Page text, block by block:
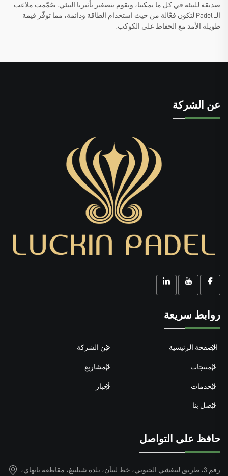
صديقة للبيئة في كل ما يمكننا، ونقوم بتصغير تأثيرنا البيئي. صُمّمت ملاعب
الـ Padel لتكون فعّالة من حيث استخدام الطاقة ودائمة، مما توفّر قيمة
طويلة الأمد مع الحفاظ على الكوكب.
عن الشركة
روابط سريعة
الصفحة الرئيسية عن الشركة
المنتجات المشاريع
الخدمات أخبار
اتصل بنا
حافظ على التواصل
رقم 3، طريق لينغشي الجنوبي، خط لينآن، بلدة شيلينغ، مقاطعة نانهاي،